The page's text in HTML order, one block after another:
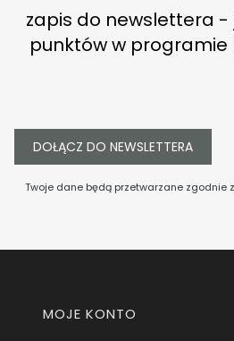
zapis do newslettera -
punktów w
DOŁĄCZ DO NEWSLETTERA
Twoje dane będą przetwarzane zgodnie
Linki w stopce
MOJE KONTO